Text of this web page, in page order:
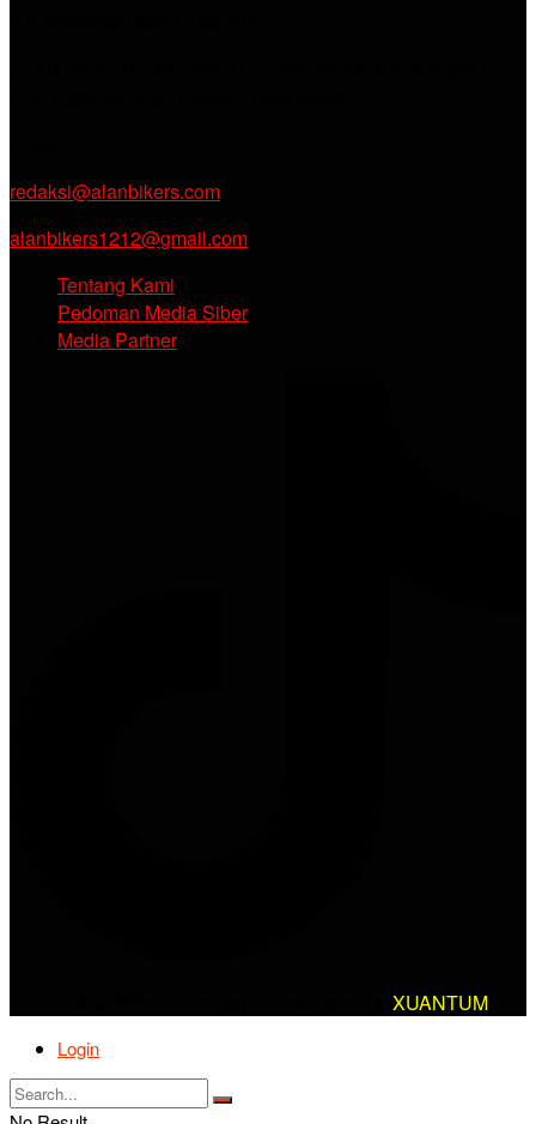
redaksi@alanbikers.com
alanbikers1212@gmail.com
Tentang Kami
Pedoman Media Siber
Media Partner
XUANTUM
Login